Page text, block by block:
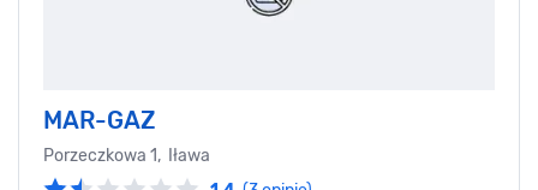
MAR-GAZ
Porzeczkowa 1, Iława